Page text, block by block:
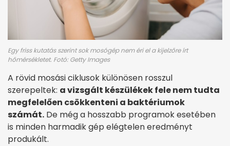
Egy friss kutatás szerint sok mosógép nem éri el a kijelzőre írt
hőmérsékletet. Fotó: Getty Images
A rövid mosási ciklusok különösen rosszul
szerepeltek: a vizsgált készülékek fele nem tudta
megfelelően csökkenteni a baktériumok
számát. De még a hosszabb programok esetében
is minden harmadik gép elégtelen eredményt
produkált.